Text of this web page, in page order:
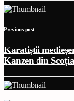
Previous post
Karatiștii
Kanzen din Scoția